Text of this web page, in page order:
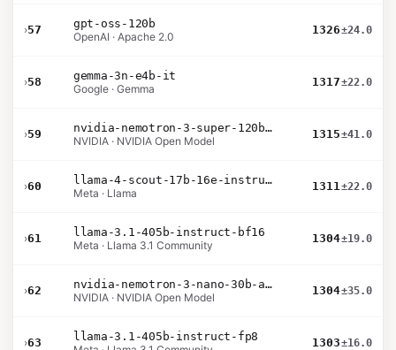
›57
gpt-oss-120b
OpenAI · Apache 2.0
1326±24.0
›58
gemma-3n-e4b-it
Google · Gemma
1317±22.0
›59
nvidia-nemotron-3-super-120b-a12b
NVIDIA · NVIDIA Open Model
1315±41.0
›60
llama-4-scout-17b-16e-instruct
Meta · Llama
1311±22.0
›61
llama-3.1-405b-instruct-bf16
Meta · Llama 3.1 Community
1304±19.0
›62
nvidia-nemotron-3-nano-30b-a3b-bf16
NVIDIA · NVIDIA Open Model
1304±35.0
›63
llama-3.1-405b-instruct-fp8
1303±16.0